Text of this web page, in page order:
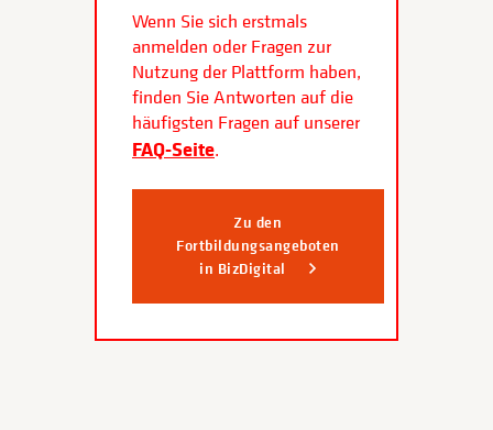
Wenn Sie sich erstmals
anmelden oder Fragen zur
Nutzung der Plattform haben,
finden Sie Antworten auf die
häufigsten Fragen auf unserer
FAQ-Seite.
Zu den
Fortbildungsangeboten
in BizDigital